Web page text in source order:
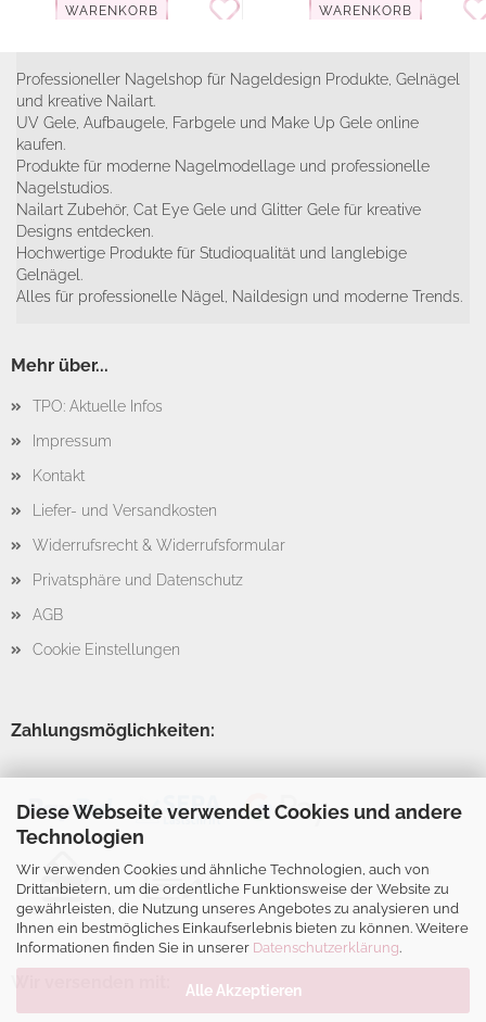
Diese Webseite verwendet Cookies und andere
Technologien
Wir verwenden Cookies und ähnliche Technologien, auch von
Drittanbietern, um die ordentliche Funktionsweise der Website zu
gewährleisten, die Nutzung unseres Angebotes zu analysieren und
Ihnen ein bestmögliches Einkaufserlebnis bieten zu können. Weitere
Informationen finden Sie in unserer Datenschutzerklärung.
Alle Akzeptieren
WARENKORB WARENKORB
Professioneller Nagelshop für Nageldesign Produkte, Gelnägel
und kreative Nailart.
UV Gele, Aufbaugele, Farbgele und Make Up Gele online
kaufen.
Produkte für moderne Nagelmodellage und professionelle
Nagelstudios.
Nailart Zubehör, Cat Eye Gele und Glitter Gele für kreative
Designs entdecken.
Hochwertige Produkte für Studioqualität und langlebige
Gelnägel.
Alles für professionelle Nägel, Naildesign und moderne Trends.
Mehr über...
TPO: Aktuelle Infos
Impressum
Kontakt
Liefer- und Versandkosten
Widerrufsrecht & Widerrufsformular
Privatsphäre und Datenschutz
AGB
Cookie Einstellungen
Zahlungsmöglichkeiten: